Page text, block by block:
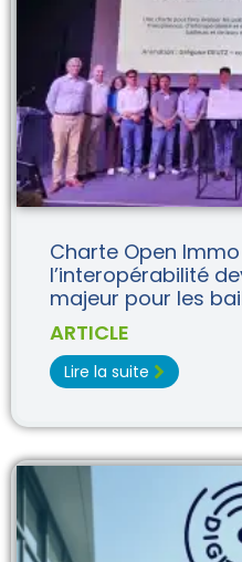
Charte Open
l’interopérabilité
majeur pour les
ARTICLE
Lire la suite